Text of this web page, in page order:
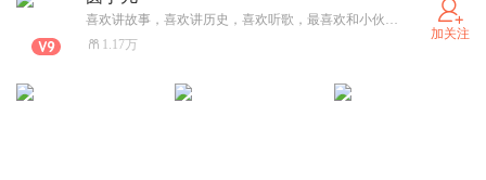
喜欢讲故事，喜欢讲历史，喜欢听歌，最喜欢和小伙伴们一起合作完成一个作品。
1.17万
加关注